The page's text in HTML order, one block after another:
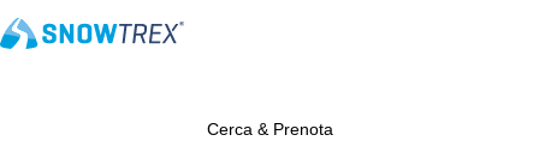
Cerca & Prenota